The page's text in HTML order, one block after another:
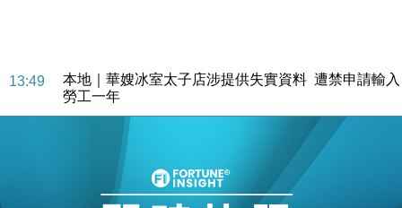
13:49
本地｜華嫂冰室太子店涉提供失實資料 遭禁申請輸入
勞工一年
中國｜強颱風「白海豚」殘渦北上 上海取消逾900班
財經｜華僑銀行上半年淨利創新高 中期息增15%至